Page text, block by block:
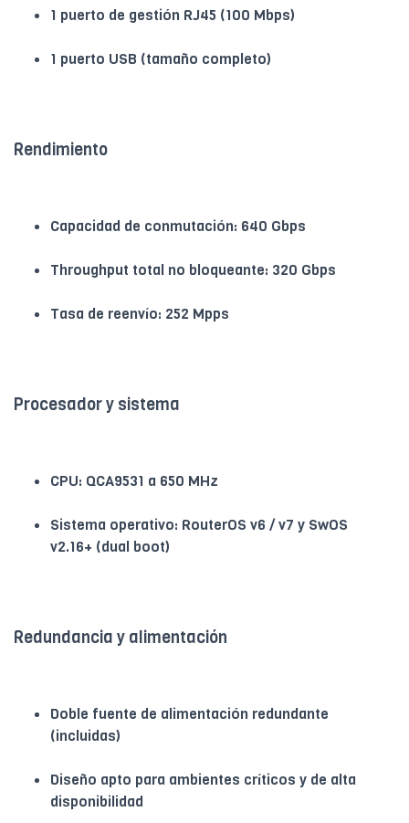
1 puerto de gestión RJ45 (100 Mbps)
1 puerto USB (tamaño completo)
Rendimiento
Capacidad de conmutación: 640 Gbps
Throughput total no bloqueante: 320 Gbps
Tasa de reenvío: 252 Mpps
Procesador y sistema
CPU: QCA9531 a 650 MHz
Sistema operativo: RouterOS v6 / v7 y SwOS
v2.16+ (dual boot)
Redundancia y alimentación
Doble fuente de alimentación redundante
(incluidas)
Diseño apto para ambientes críticos y de alta
disponibilidad